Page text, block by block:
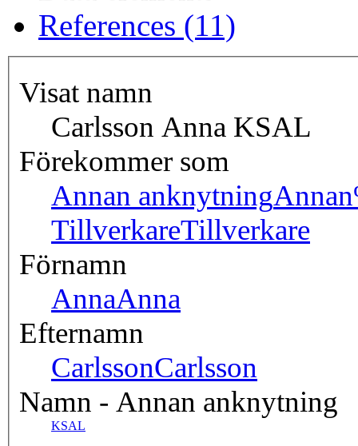
References (11)
Visat namn
Carlsson Anna KSAL
Förekommer som
Annan anknytning
TillverkareTillverkare
Förnamn
AnnaAnna
Efternamn
CarlssonCarlsson
Namn - Annan anknytning
KSAL